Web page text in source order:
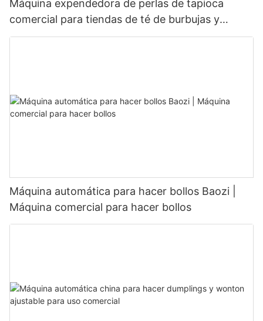
Máquina expendedora de perlas de tapioca
comercial para tiendas de té de burbujas y
postres.
Máquina automática para hacer bollos Baozi |
Máquina comercial para hacer bollos